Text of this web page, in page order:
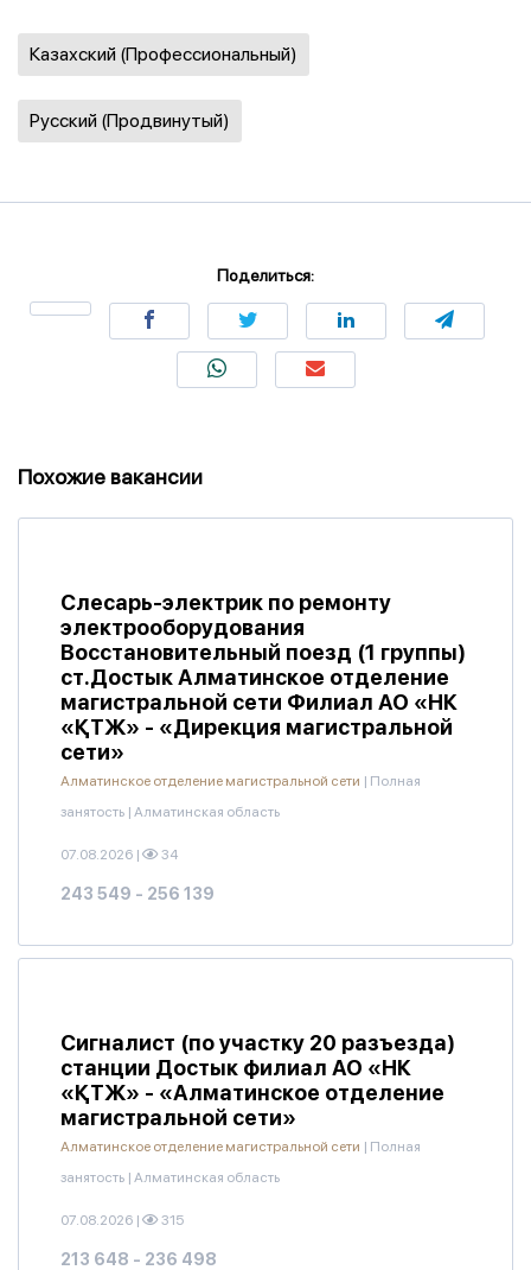
Казахский (Профессиональный)
Русский (Продвинутый)
Поделиться:
Похожие вакансии
Слесарь-электрик по ремонту
электрооборудования
Восстановительный поезд (1 группы)
ст.Достык Алматинское отделение
магистральной сети Филиал АО «НК
«ҚТЖ» - «Дирекция магистральной
сети»
Алматинское отделение магистральной сети | Полная
занятость | Алматинская область
07.08.2026 | 34
243 549 - 256 139
Сигналист (по участку 20 разъезда)
станции Достык филиал АО «НК
«ҚТЖ» - «Алматинское отделение
магистральной сети»
Алматинское отделение магистральной сети | Полная
занятость | Алматинская область
07.08.2026 | 315
213 648 - 236 498